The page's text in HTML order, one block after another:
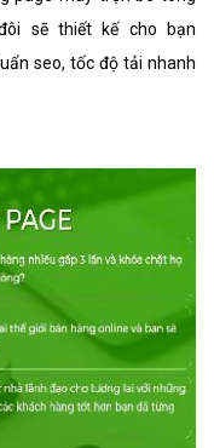
sẽ thiết kế cho bạn
seo, tốc độ tải nhanh